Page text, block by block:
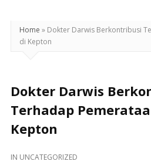
Home » Dokter Darwis Berkontribusi
di Kepton
Dokter Darwis
Terhadap
Kepton
IN UNCATEGORIZED